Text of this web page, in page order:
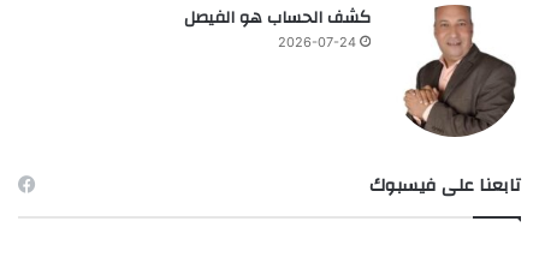
كشف الحساب هو الفيصل
2026-07-24
تابعنا على فيسبوك